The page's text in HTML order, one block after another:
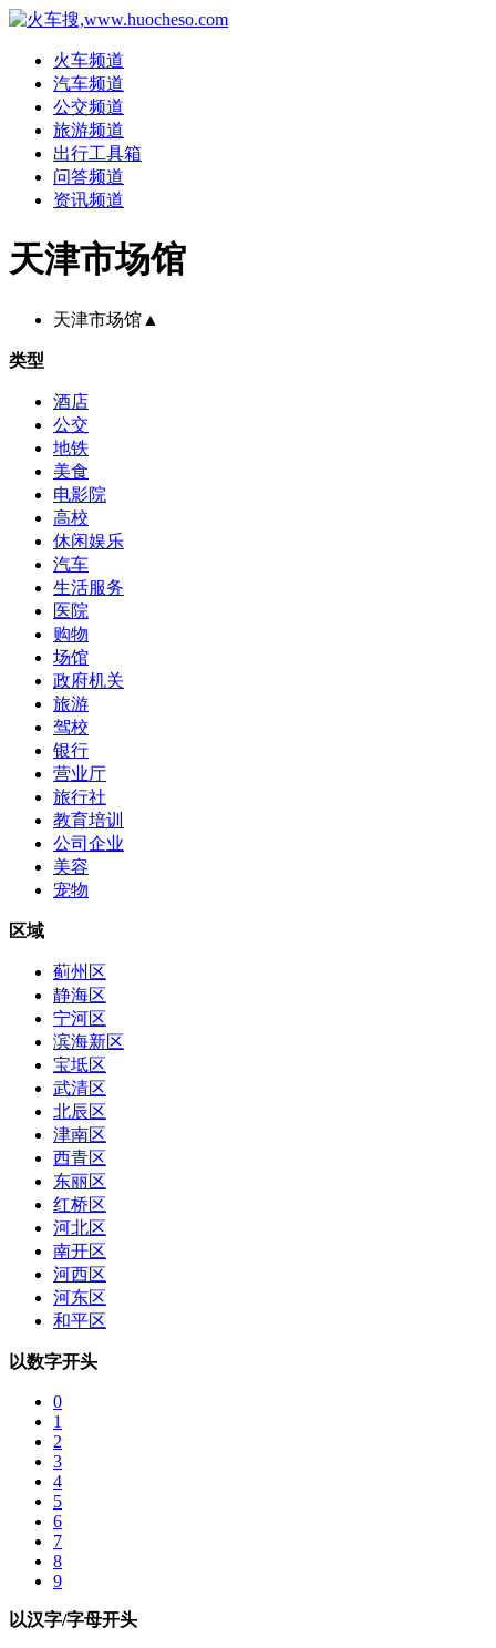
火车频道
汽车频道
公交频道
旅游频道
出行工具箱
问答频道
资讯频道
天津市场馆
天津市场馆 ▲
类型
酒店
公交
地铁
美食
电影院
高校
休闲娱乐
汽车
生活服务
医院
购物
场馆
政府机关
旅游
驾校
银行
营业厅
旅行社
教育培训
公司企业
美容
宠物
区域
蓟州区
静海区
宁河区
滨海新区
宝坻区
武清区
北辰区
津南区
西青区
东丽区
红桥区
河北区
南开区
河西区
河东区
和平区
以数字开头
0
1
2
3
4
5
6
7
8
9
以汉字/字母开头